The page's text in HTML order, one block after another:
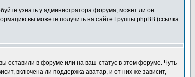
узнать у администратора форума, может ли он
вы можете получить на сайте Группы phpBB (ссылка
оставили в форуме или на ваш статус в этом форуме. Чуть
включена ли поддержка аватар, и от них же зависит,